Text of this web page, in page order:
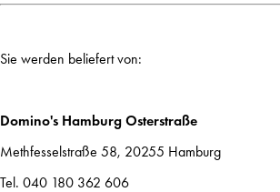
Sie werden beliefert von:
Domino's Hamburg Osterstraße
Methfesselstraße 58, 20255 Hamburg
Tel. 040 180 362 606